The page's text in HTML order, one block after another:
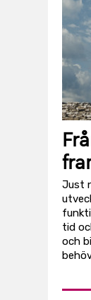
Just
tid
och